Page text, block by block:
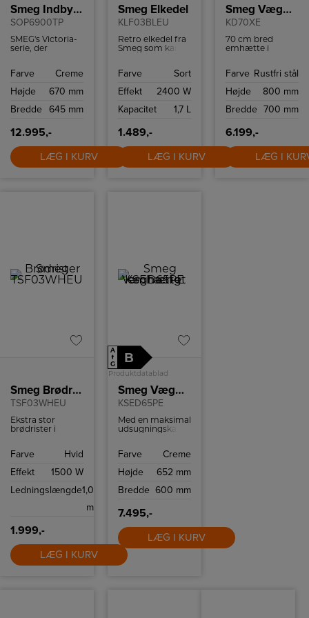
Smeg Indbygningsovn
SOP6900TP
SMEG's Victoria-
serie, der
med moderne
ovn i cremefarve
design og rustfrit
tilføjer elegance
til ethvert
køkken.
Farve
Creme
Højde
670 mm
Bredde
645 mm
12.995,-
LÆG I KURV
Smeg Elkedel
KLF03BLEU
Retro elkedel fra
Smeg som kan
tørkogningssikring
ved 100ºC.
Farve
Sort
Effekt
2400 W
Kapacitet
1,7 L
1.489,-
LÆG I KURV
Smeg Væghængt emhætte
KD70XE
70 cm bred
emhætte i
med fire
Farve Rustfri stål
Højde
800 mm
Bredde 700 mm
6.199,-
LÆG I
Smeg Brødrister
TSF03WHEU
Ekstra stor
brødrister i
med plads til 4
Brødristeren har
ristningsindstillinger
Farve
Hvid
Effekt
1500 W
Ledningslængde1,0
m
1.999,-
LÆG I KURV
A
↑
G
B
Produktdatablad
Smeg Væghængt emhætte
KSED65PE
Med en maksimal
udsugningskapacitet
KSED65PE
af damp, lugt og
madlavningen.
er ideel til både
store og små
køkkener, hvor
god ventilation er
afgørende for et
sundt
madlavningsmiljø.
Farve
Creme
Højde
652 mm
Bredde 600 mm
7.495,-
LÆG I KURV